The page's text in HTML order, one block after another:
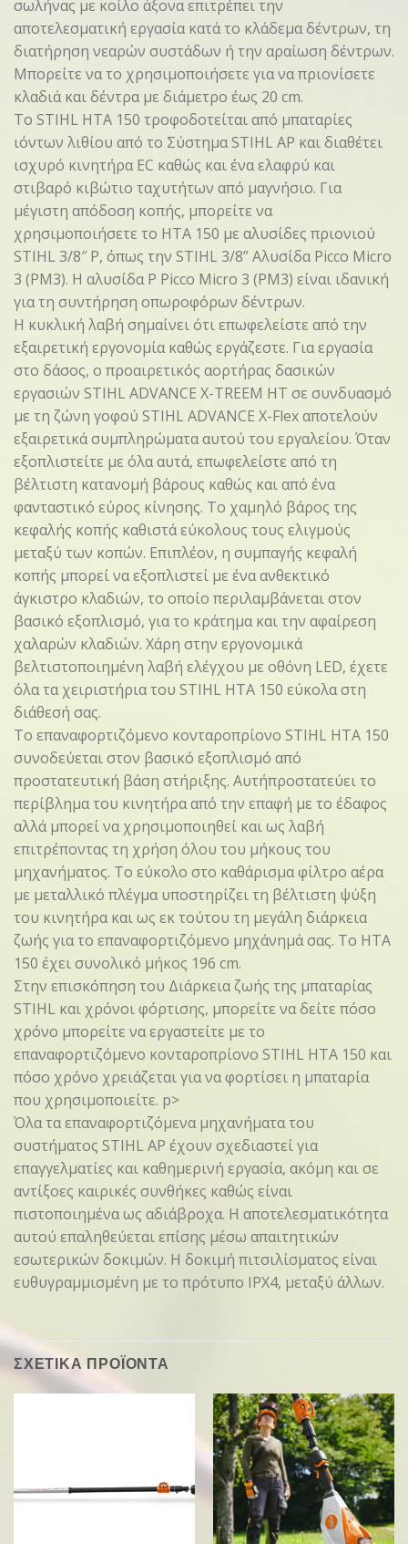
σωλήνας με κοίλο άξονα επιτρέπει την
αποτελεσματική εργασία κατά το κλάδεμα δέντρων, τη
διατήρηση νεαρών συστάδων ή την αραίωση δέντρων.
Μπορείτε να το χρησιμοποιήσετε για να πριονίσετε
κλαδιά και δέντρα με διάμετρο έως 20 cm.
Το STIHL HTA 150 τροφοδοτείται από μπαταρίες
ιόντων λιθίου από το Σύστημα STIHL AP και διαθέτει
ισχυρό κινητήρα EC καθώς και ένα ελαφρύ και
στιβαρό κιβώτιο ταχυτήτων από μαγνήσιο. Για
μέγιστη απόδοση κοπής, μπορείτε να
χρησιμοποιήσετε το HTA 150 με αλυσίδες πριονιού
STIHL 3/8″ P, όπως την STIHL 3/8” Αλυσίδα Picco Micro
3 (PM3). Η αλυσίδα P Picco Micro 3 (PM3) είναι ιδανική
για τη συντήρηση οπωροφόρων δέντρων.
Η κυκλική λαβή σημαίνει ότι επωφελείστε από την
εξαιρετική εργονομία καθώς εργάζεστε. Για εργασία
στο δάσος, ο προαιρετικός αορτήρας δασικών
εργασιών STIHL ADVANCE X-TREEM HT σε συνδυασμό
με τη ζώνη γοφού STIHL ADVANCE X-Flex αποτελούν
εξαιρετικά συμπληρώματα αυτού του εργαλείου. Όταν
εξοπλιστείτε με όλα αυτά, επωφελείστε από τη
βέλτιστη κατανομή βάρους καθώς και από ένα
φανταστικό εύρος κίνησης. Το χαμηλό βάρος της
κεφαλής κοπής καθιστά εύκολους τους ελιγμούς
μεταξύ των κοπών. Επιπλέον, η συμπαγής κεφαλή
κοπής μπορεί να εξοπλιστεί με ένα ανθεκτικό
άγκιστρο κλαδιών, το οποίο περιλαμβάνεται στον
βασικό εξοπλισμό, για το κράτημα και την αφαίρεση
χαλαρών κλαδιών. Χάρη στην εργονομικά
βελτιστοποιημένη λαβή ελέγχου με οθόνη LED, έχετε
όλα τα χειριστήρια του STIHL HTA 150 εύκολα στη
διάθεσή σας.
Το επαναφορτιζόμενο κονταροπρίονο STIHL HTA 150
συνοδεύεται στον βασικό εξοπλισμό από
προστατευτική βάση στήριξης. Αυτήπροστατεύει το
περίβλημα του κινητήρα από την επαφή με το έδαφος
αλλά μπορεί να χρησιμοποιηθεί και ως λαβή
επιτρέποντας τη χρήση όλου του μήκους του
μηχανήματος. Το εύκολο στο καθάρισμα φίλτρο αέρα
με μεταλλικό πλέγμα υποστηρίζει τη βέλτιστη ψύξη
του κινητήρα και ως εκ τούτου τη μεγάλη διάρκεια
ζωής για το επαναφορτιζόμενο μηχάνημά σας. Το HTA
150 έχει συνολικό μήκος 196 cm.
Στην επισκόπηση του Διάρκεια ζωής της μπαταρίας
STIHL και χρόνοι φόρτισης, μπορείτε να δείτε πόσο
χρόνο μπορείτε να εργαστείτε με το
επαναφορτιζόμενο κονταροπρίονο STIHL HTA 150 και
πόσο χρόνο χρειάζεται για να φορτίσει η μπαταρία
που χρησιμοποιείτε. p>
Όλα τα επαναφορτιζόμενα μηχανήματα του
συστήματος STIHL AP έχουν σχεδιαστεί για
επαγγελματίες και καθημερινή εργασία, ακόμη και σε
αντίξοες καιρικές συνθήκες καθώς είναι
πιστοποιημένα ως αδιάβροχα. Η αποτελεσματικότητα
αυτού επαληθεύεται επίσης μέσω απαιτητικών
εσωτερικών δοκιμών. Η δοκιμή πιτσιλίσματος είναι
ευθυγραμμισμένη με το πρότυπο IPX4, μεταξύ άλλων.
ΣΧΕΤΙΚΑ ΠΡΟΪΟΝΤΑ